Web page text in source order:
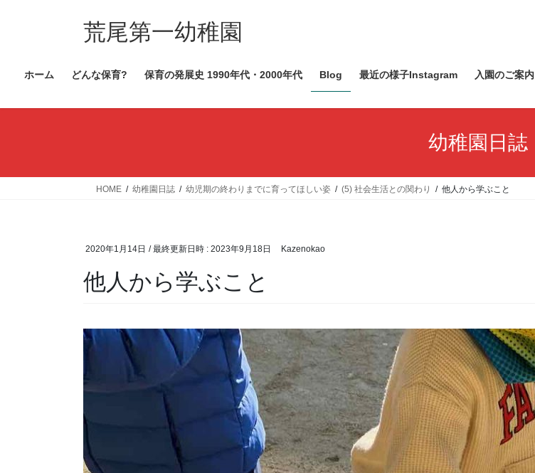
ス
ン
荒尾第一幼稚園
ホーム どんな保育? 保育の発展史 1990年代・2000年代 Blog 最近の様子Instagram 入園のご案内
幼稚園日誌
HOME 幼稚園日誌 幼児期の終わりまでに育ってほしい姿 (5) 社会生活との関わり 他人から学ぶこと
2020年1月14日 / 最終更新日時 : 2023年9月18日 Kazenokao
他人から学ぶこと